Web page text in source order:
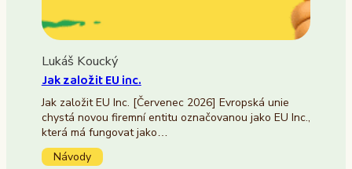
Lukáš Koucký
Jak založit EU inc.
Jak založit EU Inc. [Červenec 2026] Evropská unie
chystá novou firemní entitu označovanou jako EU Inc.,
která má fungovat jako…
Návody